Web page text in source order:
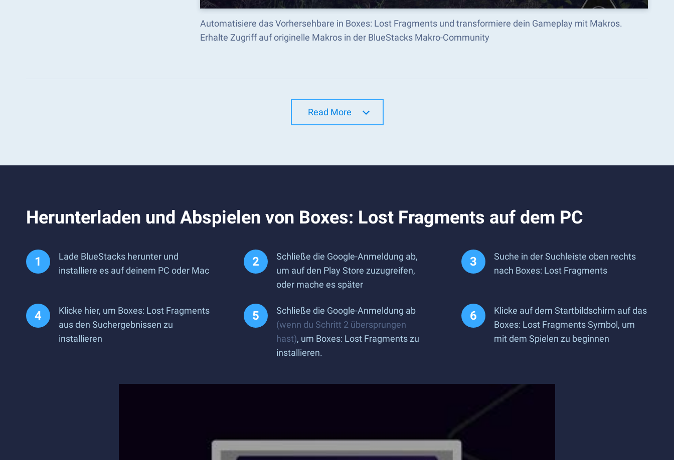
Automatisiere das Vorhersehbare in Boxes: Lost Fragments und transformiere dein Gameplay mit Makros.
Erhalte Zugriff auf originelle Makros in der BlueStacks Makro-Community
Read More
Herunterladen und Abspielen von Boxes: Lost Fragments auf dem PC
Lade BlueStacks herunter und
installiere es auf deinem PC oder Mac
Schließe die Google-Anmeldung ab,
um auf den Play Store zuzugreifen,
oder mache es später
Suche in der Suchleiste oben rechts
nach Boxes: Lost Fragments
Klicke hier, um Boxes: Lost Fragments
aus den Suchergebnissen zu
installieren
Schließe die Google-Anmeldung ab
(wenn du Schritt 2 übersprungen
hast), um Boxes: Lost Fragments zu
installieren.
Klicke auf dem Startbildschirm auf das
Boxes: Lost Fragments Symbol, um
mit dem Spielen zu beginnen